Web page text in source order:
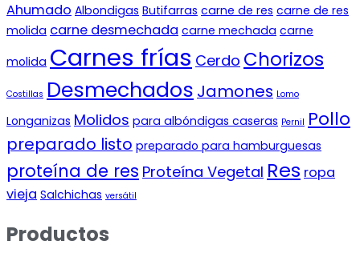
Ahumado Albondigas Butifarras carne de res carne de res
molida carne desmechada carne mechada carne
molida Carnes frías Cerdo Chorizos
Costillas Desmechados Jamones Lomo
Longanizas Molidos para albóndigas caseras Pernil Pollo
preparado listo preparado para hamburguesas
proteína de res Proteína Vegetal Res ropa
vieja Salchichas versátil
Productos